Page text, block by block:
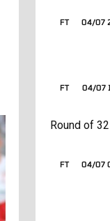
04/07
FT
04/07
FT
Round of 32
04/07
FT